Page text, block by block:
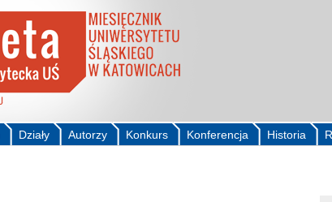
Historia
Konferencja
Konkurs
Autorzy
Działy